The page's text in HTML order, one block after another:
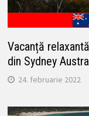
Vacanță
din Sydney
24. februarie 2022